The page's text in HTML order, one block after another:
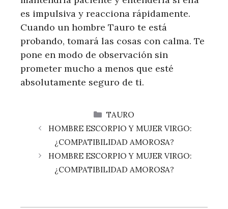
es impulsiva y reacciona rápidamente.
Cuando un hombre Tauro te está
probando, tomará las cosas con calma. Te
pone en modo de observación sin
prometer mucho a menos que esté
absolutamente seguro de ti.
CATEGORÍAS
TAURO
HOMBRE ESCORPIO Y MUJER VIRGO:
¿COMPATIBILIDAD AMOROSA?
HOMBRE ESCORPIO Y MUJER VIRGO:
¿COMPATIBILIDAD AMOROSA?